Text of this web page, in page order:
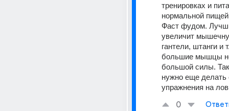
тренировках и
нормальной
Фаст фудом.
увеличит
гантели, штанги и
большие мышцы
большой силы.
нужно еще делать
упражнения на
0